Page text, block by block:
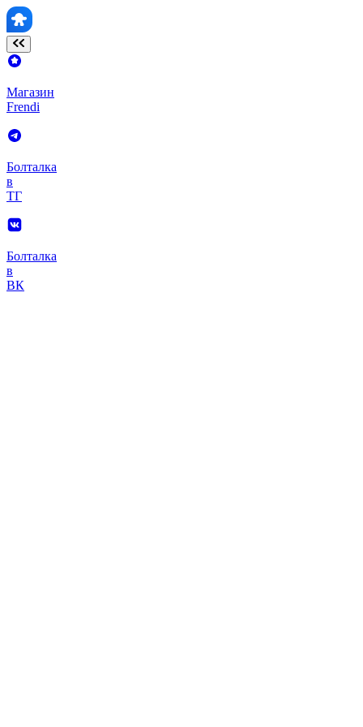
Магазин
Frendi
Болталка
в
ТГ
Болталка
в
ВК